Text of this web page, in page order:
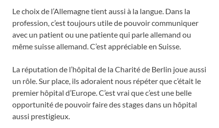
Le choix de l’Allemagne tient aussi à la langue. Dans la
profession, c’est toujours utile de pouvoir communiquer
avec un patient ou une patiente qui parle allemand ou
même suisse allemand. C’est appréciable en Suisse.
La réputation de l’hôpital de la Charité de Berlin joue aussi
un rôle. Sur place, ils adoraient nous répéter que c’était le
premier hôpital d’Europe. C’est vrai que c’est une belle
opportunité de pouvoir faire des stages dans un hôpital
aussi prestigieux.